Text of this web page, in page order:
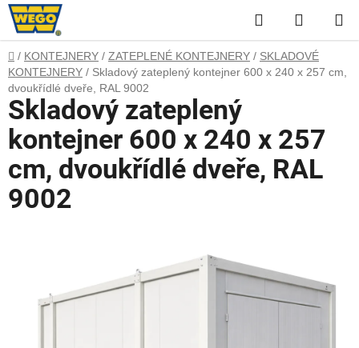
Přejít
na
obsah
Hledat
KOŠÍK
Domů
/ KONTEJNERY / ZATEPLENÉ KONTEJNERY / SKLADOVÉ
KONTEJNERY / Skladový zateplený kontejner 600 x 240 x 257 cm,
dvoukřídlé dveře, RAL 9002
Skladový zateplený
kontejner 600 x 240 x 257
cm, dvoukřídlé dveře, RAL
9002